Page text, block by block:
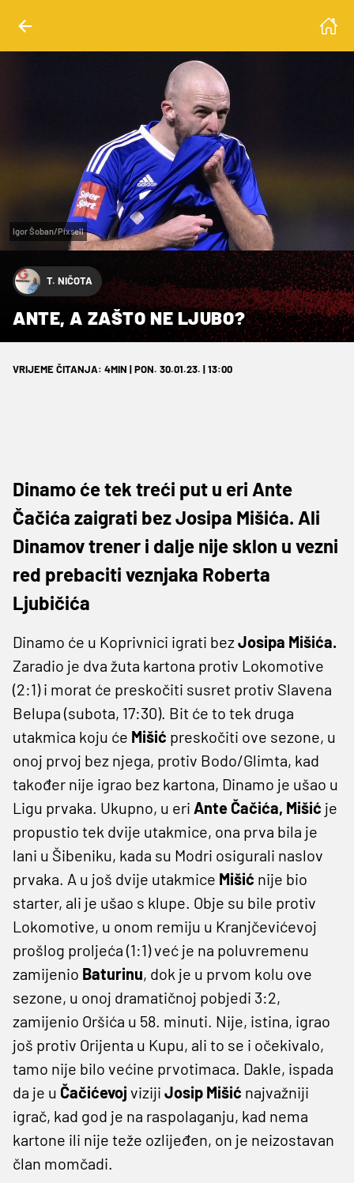
Igor Šoban/Pixsell
T. NIČOTA
ANTE, A ZAŠTO NE LJUBO?
VRIJEME ČITANJA: 4MIN | PON. 30.01.23. | 13:00
Dinamo će tek treći put u eri Ante
Čačića zaigrati bez Josipa Mišića. Ali
Dinamov trener i dalje nije sklon u vezni
red prebaciti veznjaka Roberta
Ljubičića
Dinamo će u Koprivnici igrati bezJosipa Mišića.
Zaradio je dva žuta kartona protiv Lokomotive
(2:1) i morat će preskočiti susret protiv Slavena
Belupa (subota, 17:30). Bit će to tek druga
utakmica koju će Mišić preskočiti ove sezone, u
onoj prvoj bez njega, protiv Bodo/Glimta, kad
također nije igrao bez kartona, Dinamo je ušao u
Ligu prvaka. Ukupno, u eri Ante Čačića, Mišić je
propustio tek dvije utakmice, ona prva bila je
lani u Šibeniku, kada su Modri osigurali naslov
prvaka. A u još dvije utakmice Mišić nije bio
starter, ali je ušao s klupe. Obje su bile protiv
Lokomotive, u onom remiju u Kranjčevićevoj
prošlog proljeća (1:1) već je na poluvremenu
zamijenio Baturinu, dok je u prvom kolu ove
sezone, u onoj dramatičnoj pobjedi 3:2,
zamijenio Oršića u 58. minuti. Nije, istina, igrao
još protiv Orijenta u Kupu, ali to se i očekivalo,
tamo nije bilo većine prvotimaca. Dakle, ispada
da je u Čačićevoj viziji Josip Mišić najvažniji
igrač, kad god je na raspolaganju, kad nema
kartone ili nije teže ozlijeđen, on je neizostavan
član momčadi.